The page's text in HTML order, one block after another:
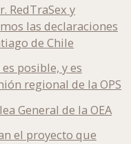
RedTraSex y
las declaraciones
de Chile
posible, y es
regional de la OPS
General de la OEA
el proyecto que